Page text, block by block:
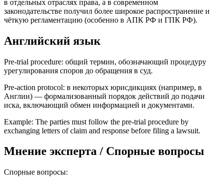
в отдельных отраслях права, а в современном
законодательстве получил более широкое распространение и
чёткую регламентацию (особенно в АПК РФ и ГПК РФ).
Английский язык
Pre-trial procedure: общий термин, обозначающий процедуру
урегулирования споров до обращения в суд.
Pre-action protocol: в некоторых юрисдикциях (например, в
Англии) — формализованный порядок действий до подачи
иска, включающий обмен информацией и документами.
Example: The parties must follow the pre-trial procedure by
exchanging letters of claim and response before filing a lawsuit.
Мнение эксперта / Спорные вопросы
Спорные вопросы: